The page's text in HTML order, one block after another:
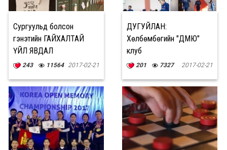
Сургуульд болсон
гэнэтийн ГАЙХАЛТАЙ
ҮЙЛ ЯВДАЛ
243 11564 2017-02-21
ДУГУЙЛАН:
Хөлбөмбөгийн "ДМЮ"
клуб
201 7327 2017-02-21